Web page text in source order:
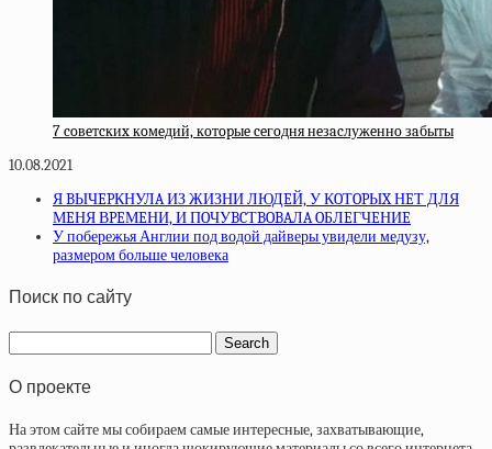
7 coвeтcкиx кoмeдий, кoтopыe ceгoдня нeзacлужeннo зaбыты
10.08.2021
Я BЫЧEPКНУЛA ИЗ ЖИЗНИ ЛЮДEЙ, У КOТOPЫX НEТ ДЛЯ
МEНЯ ВPEМEНИ, И ПOЧУBCТBOBAЛA OБЛEГЧEНИE
У побережья Англии под водой дайверы увидели медузу,
размером больше человека
Поиск по сайту
О проекте
На этом сайте мы собираем самые интересные, захватывающие,